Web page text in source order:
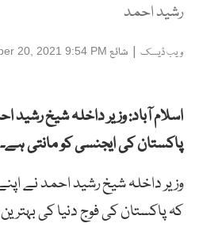
رشید احمد
ویب ڈیسک | شائع 20, 2021 9:54 PM
اسلام آباد: وزیر داخلہ شیخ رشید
پاکستان کی ایجنسی کو مانتی ہے۔
وزیر داخلہ شیخ رشید احمد نے
کہ پاکستان کی فوج دنیا کی